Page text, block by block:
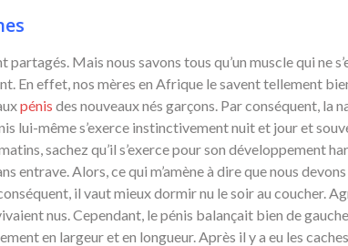
partagés. Mais nous savons tous qu’un muscle qui ne
En effet, nos mères en Afrique le savent tellement
pénis des nouveaux nés garçons. Par conséquent, la
lui-même s’exerce instinctivement nuit et jour et
sachez qu’il s’exerce pour son développement
entrave. Alors, ce qui m’amène à dire que nous
il vaut mieux dormir nu le soir au coucher.
nus. Cependant, le pénis balançait bien de
en largeur et en longueur. Après il y a eu les